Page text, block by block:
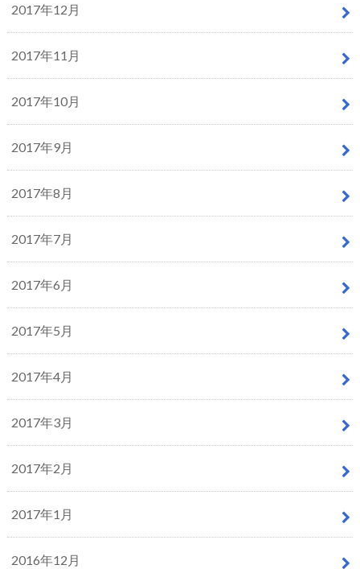
2017年12月
2017年11月
2017年10月
2017年9月
2017年8月
2017年7月
2017年6月
2017年5月
2017年4月
2017年3月
2017年2月
2017年1月
2016年12月